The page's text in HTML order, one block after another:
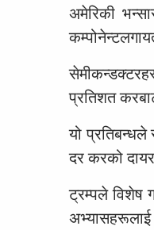
अमेरिकी
प्रतिशत
यो प्रतिबन्धले
दर करको
ट्रम्पले विशेष